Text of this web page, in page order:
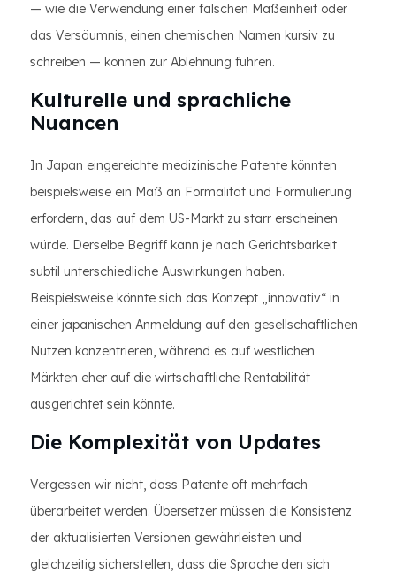
— wie die Verwendung einer falschen Maßeinheit oder
das Versäumnis, einen chemischen Namen kursiv zu
schreiben — können zur Ablehnung führen.
Kulturelle und sprachliche
Nuancen
In Japan eingereichte medizinische Patente könnten
beispielsweise ein Maß an Formalität und Formulierung
erfordern, das auf dem US-Markt zu starr erscheinen
würde. Derselbe Begriff kann je nach Gerichtsbarkeit
subtil unterschiedliche Auswirkungen haben.
Beispielsweise könnte sich das Konzept „innovativ“ in
einer japanischen Anmeldung auf den gesellschaftlichen
Nutzen konzentrieren, während es auf westlichen
Märkten eher auf die wirtschaftliche Rentabilität
ausgerichtet sein könnte.
Die Komplexität von Updates
Vergessen wir nicht, dass Patente oft mehrfach
überarbeitet werden. Übersetzer müssen die Konsistenz
der aktualisierten Versionen gewährleisten und
gleichzeitig sicherstellen, dass die Sprache den sich